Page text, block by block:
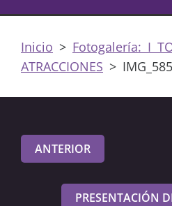
Inicio > Fotogalería: I
ATRACCIONES >
ANTERIOR
PRESENTACIÓN